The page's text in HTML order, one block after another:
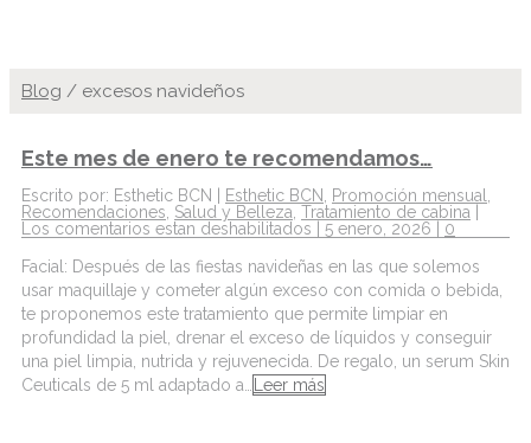
Blog / excesos navideños
Este mes de enero te recomendamos…
Escrito por: Esthetic BCN | Esthetic BCN Promoción mensual
Recomendaciones Salud y Belleza Tratamiento de cabina
Los comentarios estan deshabilitados | 5 enero, 2026 | 0
Facial: Después de las fiestas navideñas en las que solemos
usar maquillaje y cometer algún exceso con comida o bebida,
te proponemos este tratamiento que permite limpiar en
profundidad la piel, drenar el exceso de líquidos y conseguir
una piel limpia, nutrida y rejuvenecida. De regalo, un serum Skin
Ceuticals de 5 ml adaptado a…
Leer más